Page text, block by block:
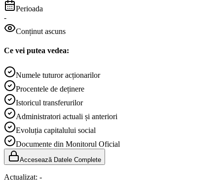
Perioada
-
Conținut ascuns
Ce vei putea vedea:
Numele tuturor acționarilor
Procentele de deținere
Istoricul transferurilor
Administratori actuali și anteriori
Evoluția capitalului social
Documente din Monitorul Oficial
Accesează Datele Complete
Actualizat: -